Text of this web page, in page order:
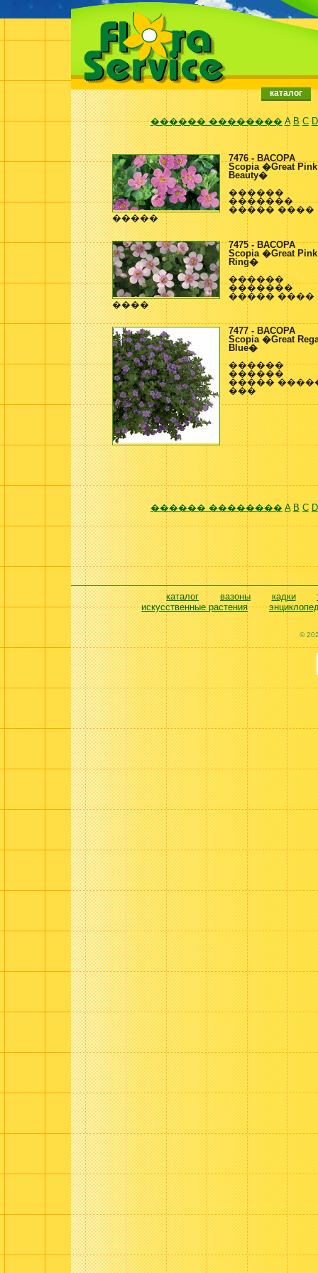
каталог
������ �������� A B C D
7476 - BACOPA
Scopia �Great Pink
Beauty�
������
�������
����� ����
�����
7475 - BACOPA
Scopia �Great Pink
Ring�
������
�������
����� ����
����
7477 - BACOPA
Scopia �Great
Blue�
������
������
�����
���
������ �������� A B C D
каталог вазоны кадки
искусственные растения
©